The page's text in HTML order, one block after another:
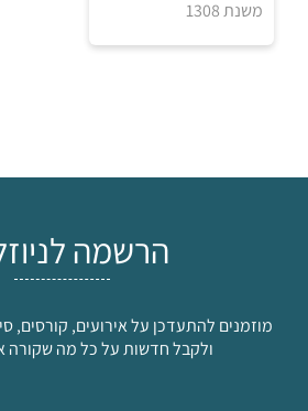
₪
משנת 1308
הרשמה
מוזמנים להתעדכן על אירועים, קורסים,
ולקבל חדשות על כל מה שקורה